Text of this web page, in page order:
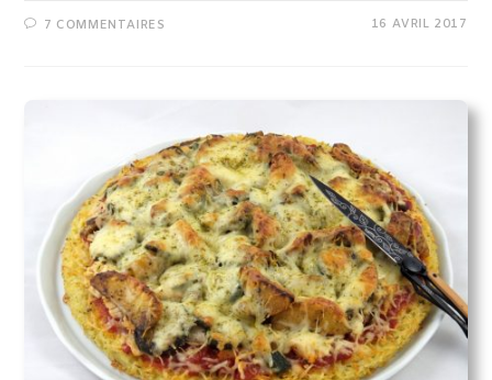
7 COMMENTAIRES 16 AVRIL 2017